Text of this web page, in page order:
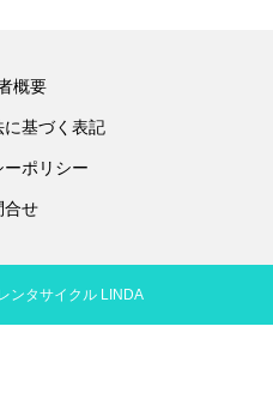
概要
基づく表記
ーポリシー
合せ
タサイクル LINDA